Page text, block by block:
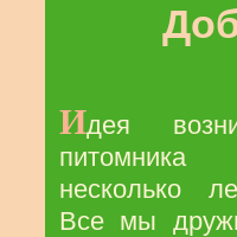
Идея
питомника
несколько
Все мы